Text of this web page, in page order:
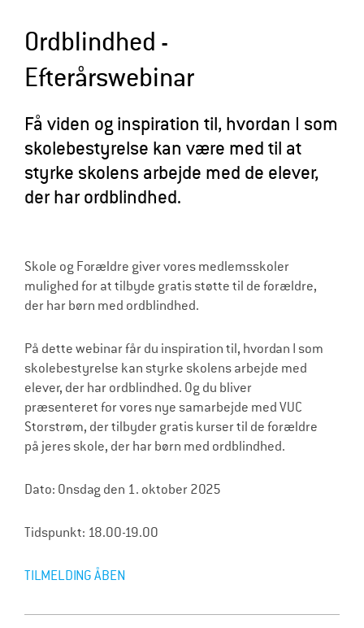
d
r
Ordblindhed -
Efterårswebinar
Få viden og inspiration til, hvordan I som
skolebestyrelse kan være med til at
styrke skolens arbejde med de elever,
der har ordblindhed.
Skole og Forældre giver vores medlemsskoler
mulighed for at tilbyde gratis støtte til de forældre,
der har børn med ordblindhed.
På dette webinar får du inspiration til, hvordan I som
skolebestyrelse kan styrke skolens arbejde med
elever, der har ordblindhed. Og du bliver
præsenteret for vores nye samarbejde med VUC
Storstrøm, der tilbyder gratis kurser til de forældre
på jeres skole, der har børn med ordblindhed.
Dato: Onsdag den 1. oktober 2025
Tidspunkt: 18.00-19.00
TILMELDING ÅBEN